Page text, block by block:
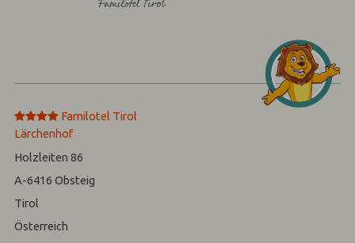
****
Familotel Tirol
Lärchenhof
Holzleiten 86
A-6416Obsteig
Tirol
Österreich